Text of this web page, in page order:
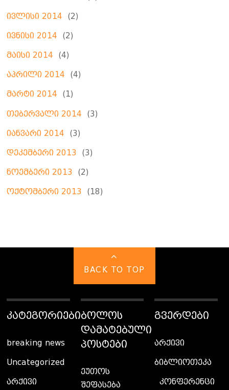
ივლისი 2014 (2)
ივნისი 2014 (2)
მაისი 2014 (4)
აპრილი 2014 (4)
მარტი 2014 (1)
თებერვალი 2014 (3)
იანვარი 2014 (3)
დეკემბერი 2013 (3)
ნოემბერი 2013 (2)
ოქტომბერი 2013 (18)
BACK TO TOP
ᲙᲐᲢᲔᲒᲝᲠᲘᲔᲑᲘ
breaking news
Uncategorized
არქივი
ᲑᲝᲚᲝᲡ
ᲓᲐᲛᲐᲢᲔᲑᲣᲚᲘ
ᲞᲝᲡᲢᲔᲑᲘ
ეუთოს
შეფასება
ᲒᲕᲔᲠᲓᲔᲑᲘ
არქივი
ბიბლიოთეკა
კონფერენცი